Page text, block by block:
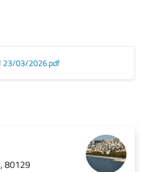
23/03/2026.pdf
80129